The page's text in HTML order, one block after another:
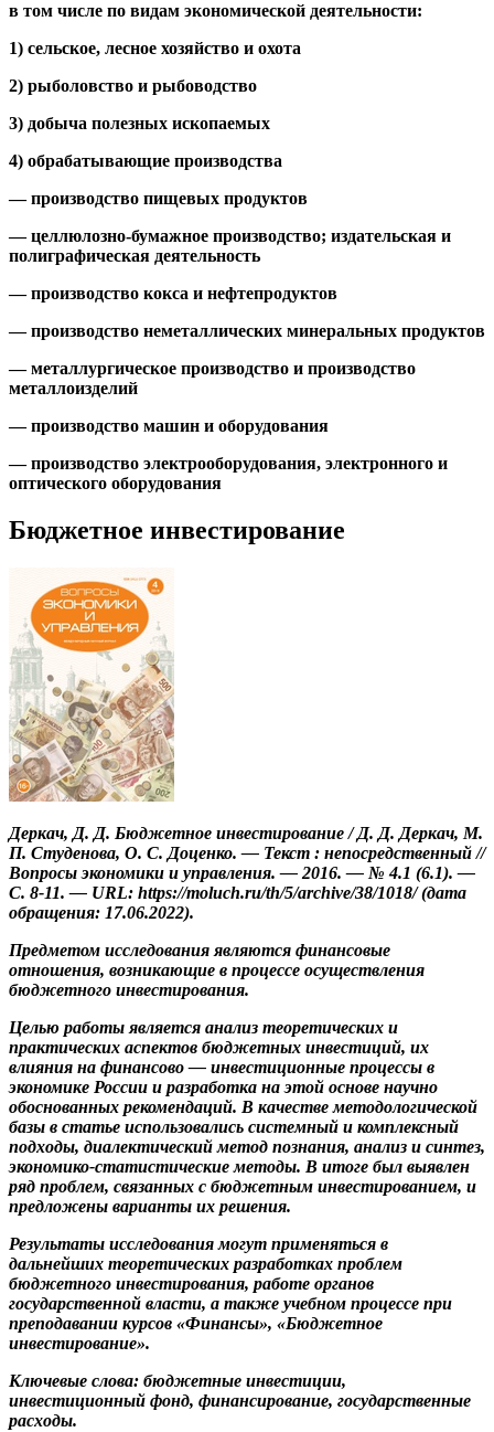
в том числе по видам экономической деятельности:
1) сельское, лесное хозяйство и охота
2) рыболовство и рыбоводство
3) добыча полезных ископаемых
4) обрабатывающие производства
— производство пищевых продуктов
— целлюлозно-бумажное производство; издательская и
полиграфическая деятельность
— производство кокса и нефтепродуктов
— производство неметаллических минеральных продуктов
— металлургическое производство и производство
металлоизделий
— производство машин и оборудования
— производство электрооборудования, электронного и
оптического оборудования
Бюджетное инвестирование
Деркач, Д. Д. Бюджетное инвестирование / Д. Д. Деркач, М.
П. Студенова, О. С. Доценко. — Текст : непосредственный //
Вопросы экономики и управления. — 2016. — № 4.1 (6.1). —
С. 8-11. — URL: https://moluch.ru/th/5/archive/38/1018/ (дата
обращения: 17.06.2022).
Предметом исследования являются финансовые
отношения, возникающие в процессе осуществления
бюджетного инвестирования.
Целью работы является анализ теоретических и
практических аспектов бюджетных инвестиций, их
влияния на финансово — инвестиционные процессы в
экономике России и разработка на этой основе научно
обоснованных рекомендаций. В качестве методологической
базы в статье использовались системный и комплексный
подходы, диалектический метод познания, анализ и синтез,
экономико-статистические методы. В итоге был выявлен
ряд проблем, связанных с бюджетным инвестированием, и
предложены варианты их решения.
Результаты исследования могут применяться в
дальнейших теоретических разработках проблем
бюджетного инвестирования, работе органов
государственной власти, а также учебном процессе при
преподавании курсов «Финансы», «Бюджетное
инвестирование».
Ключевые слова: бюджетные инвестиции,
инвестиционный фонд, финансирование, государственные
расходы.